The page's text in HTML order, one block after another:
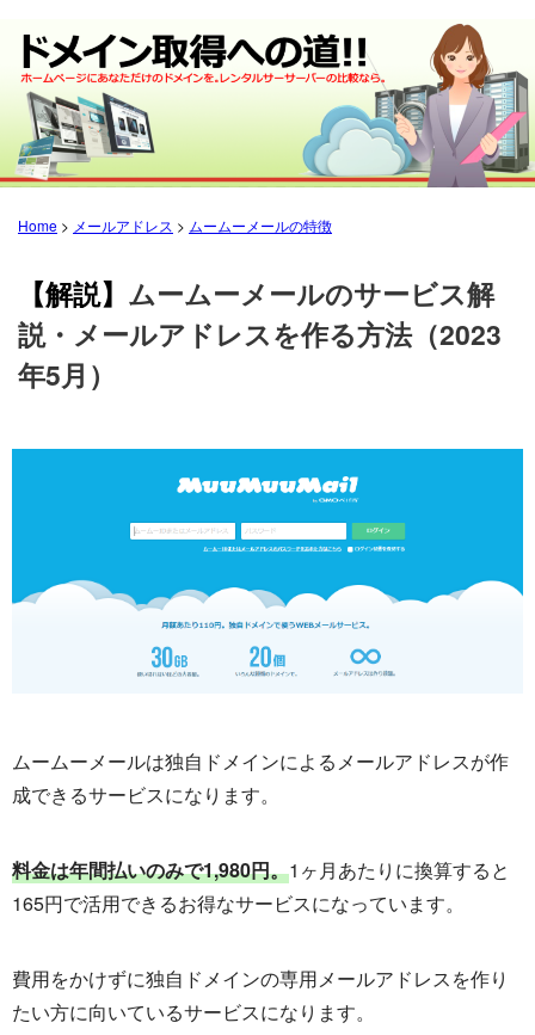
Home > メールアドレス > ムームーメールの特徴
【解説】 ムームーメールのサービス解
説・メールアドレスを作る方法（2023
年5月）
ムームーメールは独自ドメインによるメールアドレスが作
成できるサービスになります。
料金は年間払いのみで1,980円。1ヶ月あたりに換算すると
165円で活用できるお得なサービスになっています。
費用をかけずに独自ドメインの専用メールアドレスを作り
たい方に向いているサービスになります。